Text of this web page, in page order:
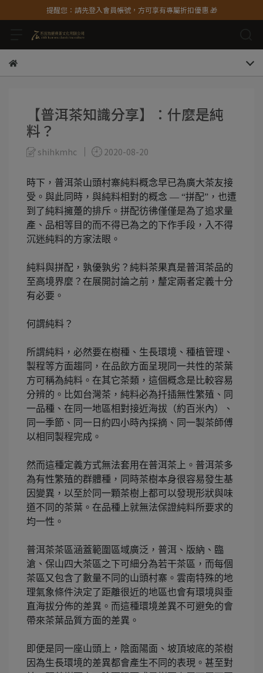
提醒您：請先登入會員帳號，方可享有專屬折扣優惠 🎁
【普洱茶知識分享】：什麼是純
料？
shihkmhc 2020-08-20
時下，普洱茶山頭村寨純料概念早已為廣大茶友接
受。與此同時，與純料相對的概念 — “拼配”，也遭
到了純料擁躉的排斥。拼配彷彿僅僅是為了追求量
產、品相等目的而不得已為之的下作手段，入不得
沉迷純料的方家法眼。
純料與拼配，孰優孰劣？純料茶果真是普洱茶品的
至高境界麼？在展開討論之前，釐定兩者定義十分
有必要。
何謂純料？
所謂純料，必然要在樹種、生長環境、種植管理、
製程等方面趨同，在品飲方面呈現同一共性的茶葉
方可稱為純料。在其它茶類，這個概念是比較容易
分辨的。比如台灣茶，純料必為扦插無性繁殖、同
一品種、在同一地區相對接近海拔（約百米內）、
同一季節、同一日約四小時內採摘、同一製茶師傅
以相同製程完成。
然而這種定義方式無法套用在普洱茶上。普洱茶多
為有性繁殖的群體種，同時茶樹本身很容易發生基
因變異，以至於同一顆茶樹上都可以發現形狀與味
道不同的茶葉。在品種上就無法保證純料所要求的
均一性。
普洱茶茶區涵蓋範圍區域廣泛，普洱、版納、臨
滄、保山四大茶區之下可細分為若干茶區，而每個
茶區又包含了數量不同的山頭村寨。雲南特殊的地
理氣象條件決定了距離很近的地區也會有環境與垂
直海拔分佈的差異。而這種環境差異不可避免的會
帶來茶葉品質方面的差異。
即便是同一座山頭上，陰面陽面、坡頂坡底的茶樹
因為生長環境的差異都會產生不同的表現。甚至對